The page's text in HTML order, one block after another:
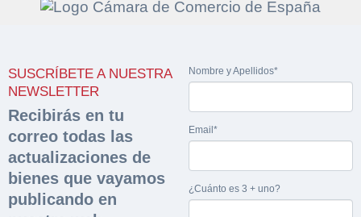
SUSCRÍBETE A NUESTRA
NEWSLETTER
Recibirás en tu
correo todas las
actualizaciones de
bienes que vayamos
publicando en
Nombre y Apellidos*
Email*
¿Cuánto es 3 + uno?
documentación
sobre la peritación
Rellene este formulario y recibirá en su email el
enlace para descargar la documentación
Nombre y Apellidos*
Hacer Oferta
Razón social*
Teléfono*
Nombre y Apellidos*
Sobre Merfinsa
Venta de bienes muebles